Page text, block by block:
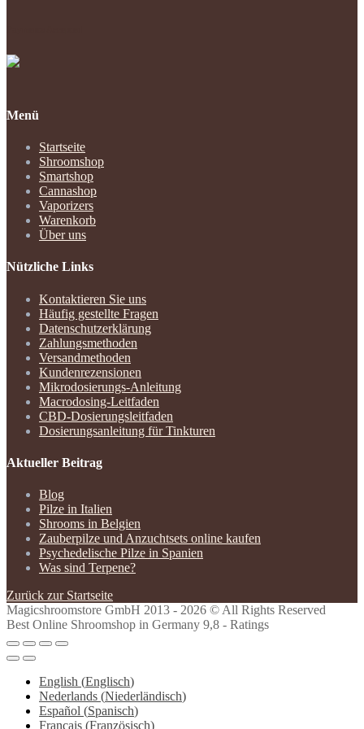
Menü
Startseite
Shroomshop
Smartshop
Cannashop
Vaporizers
Warenkorb
Über uns
Nützliche Links
Kontaktieren Sie uns
Häufig gestellte Fragen
Datenschutzerklärung
Zahlungsmethoden
Versandmethoden
Kundenrezensionen
Mikrodosierungs-Anleitung
Macrodosing-Leitfaden
CBD-Dosierungsleitfaden
Dosierungsanleitung für Tinkturen
Aktueller Beitrag
Blog
Pilze in Italien
Shrooms in Belgien
Zauberpilze und Anzuchtsets online kaufen
Psychedelische Pilze in Spanien
Was sind Terpene?
Zurück zur Startseite
Magicshroomstore GmbH 2013 - 2026 © All Rights Reserved
Best Online Shroomshop in Germany 9,8 - Ratings
English (Englisch)
Nederlands (Niederländisch)
Español (Spanisch)
Français (Französisch)